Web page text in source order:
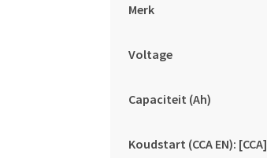
Merk
Voltage
Capaciteit (Ah)
Koudstart (CCA EN): [CCA]